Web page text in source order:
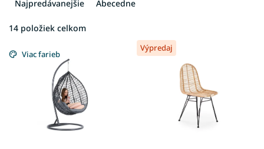
i
p
Najpredávanejšie Abecedne
14 položiek celkom
ý
Viac farieb
Výpredaj